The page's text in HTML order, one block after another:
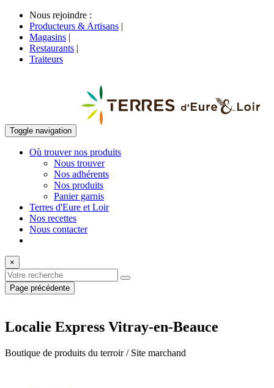
Nous rejoindre :
Producteurs & Artisans |
Magasins |
Restaurants |
Traiteurs
Toggle navigation
Où trouver nos produits
Nous trouver
Nos adhérents
Nos produits
Panier garnis
Terres d'Eure et Loir
Nos recettes
Nous contacter
×
Page précédente
Localie Express Vitray-en-Beauce
Boutique de produits du terroir / Site marchand